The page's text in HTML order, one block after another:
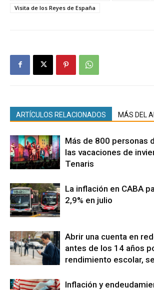
Visita de los Reyes de España
ARTÍCULOS RELACIONADOS MÁS DEL
Más de 800 personas
las vacaciones de
Tenaris
La inflación en CABA
2,9% en julio
Abrir una cuenta en
antes de los 14 años
rendimiento escolar,
Inflación y